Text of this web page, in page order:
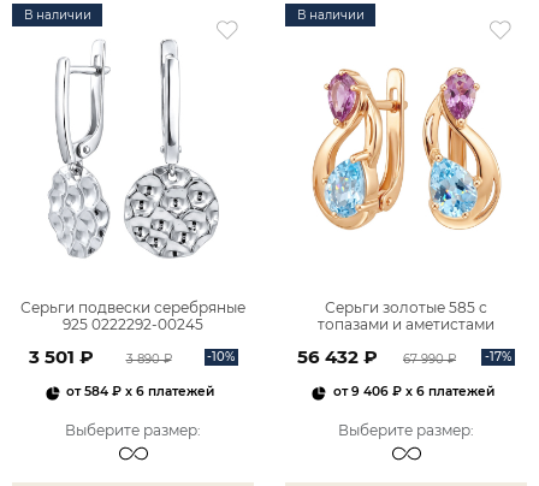
В наличии
Серьги подвески серебряные
925 0222292-00245
3 501 ₽ 3 890 ₽ -10%
от584 ₽ x 6 платежей
Выберите размер:
В наличии
Серьги золотые 585 с
топазами и аметистами
56 432 ₽ 67 990 ₽ -17%
от9 406 ₽x 6 платежей
Выберите размер: